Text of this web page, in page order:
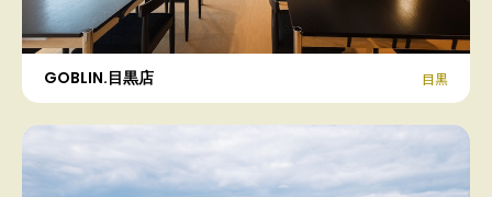
GOBLIN.目黒店 目黒